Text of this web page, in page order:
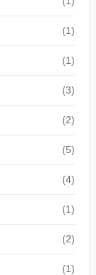
(1)
(1)
(3)
(2)
(5)
(4)
(1)
(2)
(1)